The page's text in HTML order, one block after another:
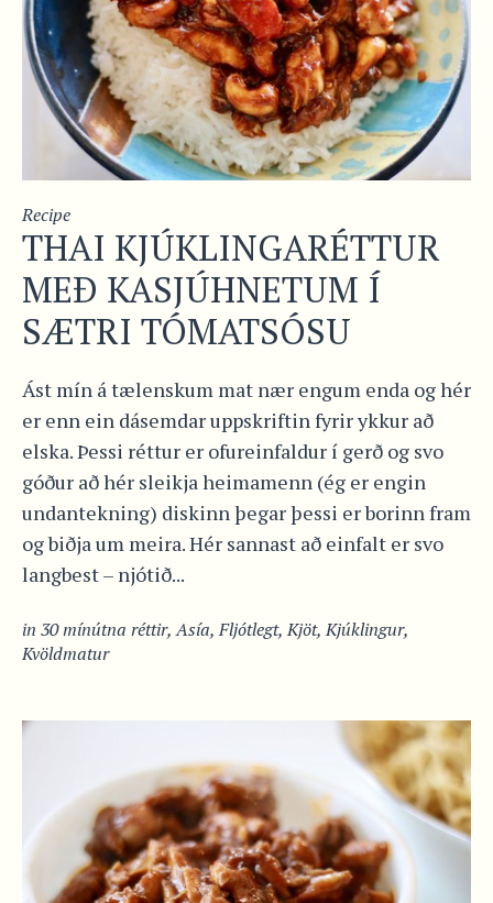
Recipe
THAI KJÚKLINGARÉTTUR
MEÐ KASJÚHNETUM Í
SÆTRI TÓMATSÓSU
Ást mín á tælenskum mat nær engum enda og hér
er enn ein dásemdar uppskriftin fyrir ykkur að
elska. Þessi réttur er ofureinfaldur í gerð og svo
góður að hér sleikja heimamenn (ég er engin
undantekning) diskinn þegar þessi er borinn fram
og biðja um meira. Hér sannast að einfalt er svo
langbest – njótið...
in 30 mínútna réttir,Asía,Fljótlegt,Kjöt,Kjúklingur,
Kvöldmatur